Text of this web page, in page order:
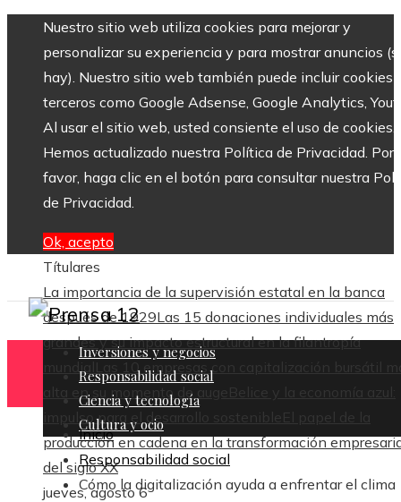
Nuestro sitio web utiliza cookies para mejorar y
personalizar su experiencia y para mostrar anuncios
hay). Nuestro sitio web también puede incluir cookies
terceros como Google Adsense, Google Analytics,
Al usar el sitio web, usted consiente el uso de cookies.
Hemos actualizado nuestra Política de Privacidad. Por
favor, haga clic en el botón para consultar nuestra
de Privacidad.
Ok, acepto
Títulares
La importancia de la supervisión estatal en la banca
después de 1929Las 15 donaciones individuales más
grandes y su impacto estructural en la filantropía
mundial
Las 10 empresas con capitalización bursátil
alta en su momento de auge Belice y la economía azul:
impulso para el desarrollo sostenible El papel de la
producción en cadena en la transformación
del siglo XX
jueves, agosto 6
Inversiones y negocios
Responsabilidad social
Ciencia y tecnología
Cultura y ocio
Inicio
Responsabilidad social
Cómo la digitalización ayuda a enfrentar el clima